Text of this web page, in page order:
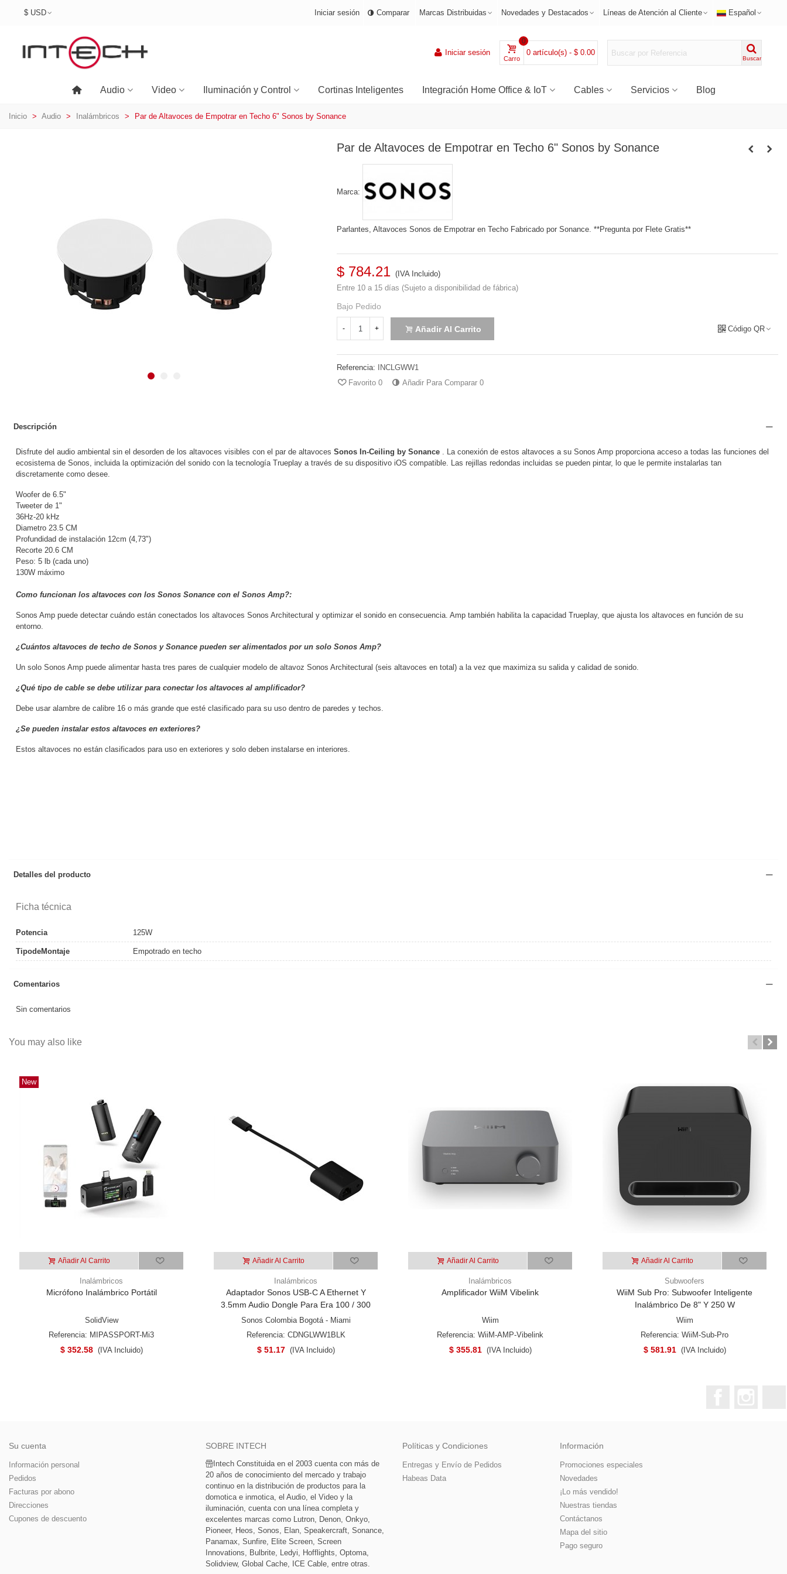
$ USD Iniciar sesión Comparar Marcas Distribuidas Novedades y Destacados Líneas de Atención al Cliente Español
Iniciar sesión
Carro
0
0 artículo(s) - $ 0.00
Buscar
Audio Video Iluminación y Control Cortinas Inteligentes Integración Home Office & IoT Cables Servicios Blog
Inicio > Audio > Inalámbricos > Par de Altavoces de Empotrar en Techo 6" Sonos by Sonance
Par de Altavoces de Empotrar en Techo 6" Sonos by Sonance
Marca:
Parlantes, Altavoces Sonos de Empotrar en Techo Fabricado por Sonance. **Pregunta por Flete Gratis**
$ 784.21 (IVA Incluido)
Entre 10 a 15 días (Sujeto a disponibilidad de fábrica)
Bajo Pedido
- + Añadir Al Carrito Código QR
Referencia:
INCLGWW1
Favorito 0 Añadir Para Comparar 0
Descripción
Disfrute del audio ambiental sin el desorden de los altavoces visibles con el par de altavoces Sonos In-Ceiling by Sonance . La conexión de estos altavoces a su Sonos Amp proporciona acceso a todas las funciones del
ecosistema de Sonos, incluida la optimización del sonido con la tecnología Trueplay a través de su dispositivo iOS compatible. Las rejillas redondas incluidas se pueden pintar, lo que le permite instalarlas tan
discretamente como desee.
Woofer de 6.5"
Tweeter de 1"
36Hz-20 kHz
Diametro 23.5 CM
Profundidad de instalación 12cm (4,73")
Recorte 20.6 CM
Peso: 5 lb (cada uno)
130W máximo
Como funcionan los altavoces con los Sonos Sonance con el Sonos Amp?:
Sonos Amp puede detectar cuándo están conectados los altavoces Sonos Architectural y optimizar el sonido en consecuencia. Amp también habilita la capacidad Trueplay, que ajusta los altavoces en función de su
entorno.
¿Cuántos altavoces de techo de Sonos y Sonance pueden ser alimentados por un solo Sonos Amp?
Un solo Sonos Amp puede alimentar hasta tres pares de cualquier modelo de altavoz Sonos Architectural (seis altavoces en total) a la vez que maximiza su salida y calidad de sonido.
¿Qué tipo de cable se debe utilizar para conectar los altavoces al amplificador?
Debe usar alambre de calibre 16 o más grande que esté clasificado para su uso dentro de paredes y techos.
¿Se pueden instalar estos altavoces en exteriores?
Estos altavoces no están clasificados para uso en exteriores y solo deben instalarse en interiores.
Detalles del producto
Ficha técnica
Potencia 125W
TipodeMontaje Empotrado en techo
Comentarios
Sin comentarios
You may also like
New
Añadir Al Carrito
Inalámbricos
Micrófono Inalámbrico Portátil
SolidView
Referencia: MIPASSPORT-Mi3
$ 352.58 (IVA Incluido)
Añadir Al Carrito
Inalámbricos
Adaptador Sonos USB-C A Ethernet Y
3.5mm Audio Dongle Para Era 100 / 300
Y MOVE 2
Sonos Colombia Bogotá - Miami
Referencia: CDNGLWW1BLK
$ 51.17 (IVA Incluido)
Añadir Al Carrito
Inalámbricos
Amplificador WiiM Vibelink
Wiim
Referencia: WiiM-AMP-Vibelink
$ 355.81 (IVA Incluido)
Añadir Al Carrito
Subwoofers
WiiM Sub Pro: Subwoofer Inteligente
Inalámbrico De 8" Y 250 W
Wiim
Referencia: WiiM-Sub-Pro
$ 581.91 (IVA Incluido)
Su cuenta
Información personal
Pedidos
Facturas por abono
Direcciones
Cupones de descuento
SOBRE INTECH
Intech Constituida en el 2003 cuenta con más de
20 años de conocimiento del mercado y trabajo
continuo en la distribución de productos para la
domotica e inmotica, el Audio, el Video y la
iluminación, cuenta con una línea completa y
excelentes marcas como Lutron, Denon, Onkyo,
Pioneer, Heos, Sonos, Elan, Speakercraft, Sonance,
Panamax, Sunfire, Elite Screen, Screen
Innovations, Bulbrite, Ledyi, Hofflights, Optoma,
Solidview, Global Cache, ICE Cable, entre otras.
Políticas y Condiciones
Entregas y Envío de Pedidos
Habeas Data
Información
Promociones especiales
Novedades
¡Lo más vendido!
Nuestras tiendas
Contáctanos
Mapa del sitio
Pago seguro